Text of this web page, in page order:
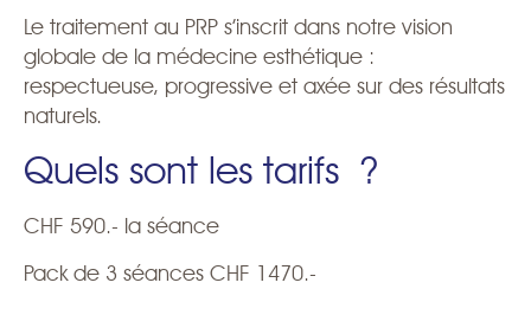
Le traitement au PRP s’inscrit dans notre vision
globale de la médecine esthétique :
respectueuse, progressive et axée sur des résultats
naturels.
Quels sont les tarifs ?
CHF 590.- la séance
Pack de 3 séances CHF 1470.-